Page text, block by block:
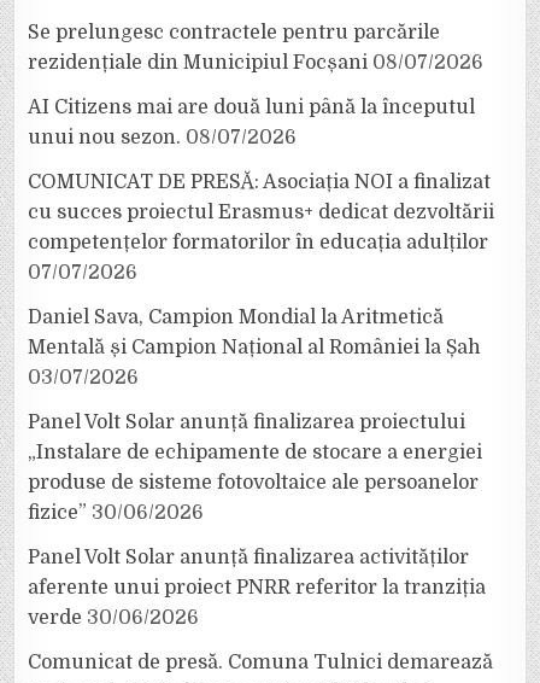
Se prelungesc contractele pentru parcările
rezidențiale din Municipiul Focșani 08/07/2026
AI Citizens mai are două luni până la începutul
unui nou sezon. 08/07/2026
COMUNICAT DE PRESĂ: Asociația NOI a finalizat
cu succes proiectul Erasmus+ dedicat dezvoltării
competențelor formatorilor în educația adulților
07/07/2026
Daniel Sava, Campion Mondial la Aritmetică
Mentală și Campion Național al României la Șah
03/07/2026
Panel Volt Solar anunță finalizarea proiectului
„Instalare de echipamente de stocare a energiei
produse de sisteme fotovoltaice ale persoanelor
fizice” 30/06/2026
Panel Volt Solar anunță finalizarea activităților
aferente unui proiect PNRR referitor la tranziția
verde 30/06/2026
Comunicat de presă. Comuna Tulnici demarează